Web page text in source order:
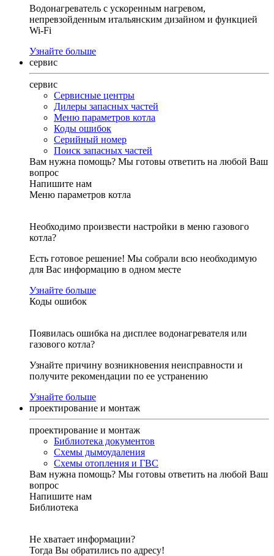
Водонагреватель с ускоренным нагревом,
непревзойденным итальянским дизайном и функцией
Wi-Fi
Узнайте больше
сервис
сервис
Сервисные центры
Дилеры запасных частей
Меню параметров котла
Коды ошибок
Серийный номер
Поиск запасных частей
Вам нужна помощь? Мы готовы ответить на любой Ваш
вопрос
Напишите нам
Меню параметров котла
Необходимо произвести настройки в меню газового
котла?
Есть готовое решение! Мы собрали всю необходимую
для Вас информацию в одном месте
Узнайте больше
Коды ошибок
Появилась ошибка на дисплее водонагревателя или
газового котла?
Узнайте причину возникновения неисправности и
получите рекомендации по ее устранению
Узнайте больше
проектирование и монтаж
проектирование и монтаж
Библиотека документов
Схемы дымоудаления
Схемы отопления и ГВС
Вам нужна помощь? Мы готовы ответить на любой Ваш
вопрос
Напишите нам
Библиотека
Не хватает информации?
Тогда Вы обратились по адресу!